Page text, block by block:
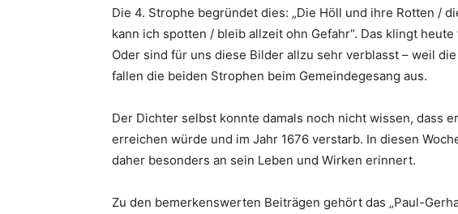
Die 4. Strophe begründet dies: „Die Höll und ihre Rotten /
kann ich spotten / bleib allzeit ohn Gefahr“. Das klingt
Oder sind für uns diese Bilder allzu sehr verblasst – weil
fallen die beiden Strophen beim Gemeindegesang aus.
Der Dichter selbst konnte damals noch nicht wissen, dass
erreichen würde und im Jahr 1676 verstarb. In diesen
daher besonders an sein Leben und Wirken erinnert.
Zu den bemerkenswerten Beiträgen gehört das „Paul-